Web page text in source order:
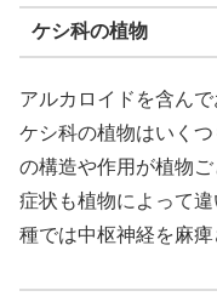
ケシ科の植物
アルカロイドを含ん
ケシ科の植物はいく
の構造や作用が植物
症状も植物によって
種では中枢神経を麻痺